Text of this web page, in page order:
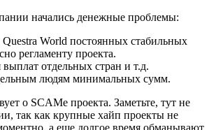
начались денежные проблемы:
Questra World постоянных стабильных
регламенту проекта.
отдельных стран и т.д.
людям минимальных сумм.
о SCAMe проекта. Заметьте, тут не
так как крупные хайп проекты не
а еще долгое время обманывают